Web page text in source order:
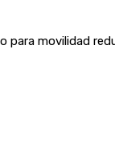
para movilidad